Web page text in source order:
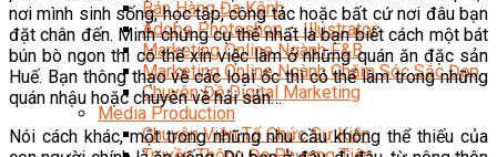
Bán Hàng Đa Kênh
Adobe Photoshop – Illustrator
Marketing Online Ngành F&B
Marketing Online Ngành Chăm Sóc Sắc Đẹp
Chuyên Đề Digital Marketing
Media Production
Chuyên Viên Tổ Chức Sự Kiện
nơi mình sinh sống, học tập, công tác hoặc bất cứ nơi đâu bạn
đặt chân đến. Minh chứng cụ thể nhất là bạn biết cách một bát
bún bò ngon thì có thể xin việc làm ở những quán ăn đặc sản
Huế. Bạn thông thạo về các loại ốc thì có thể làm trong những
quán nhậu hoặc chuyên về hải sản…
Nói cách khác, một trong những nhu cầu không thể thiếu của